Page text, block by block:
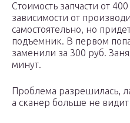
Стоимость запчасти от
зависимости от
самостоятельно, но
подъемник. В первом
заменили за 300 руб.
минут.
Проблема разрешилась,
а сканер больше не